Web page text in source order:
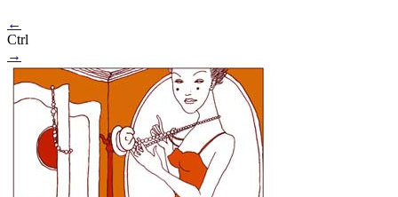
←
Ctrl
→